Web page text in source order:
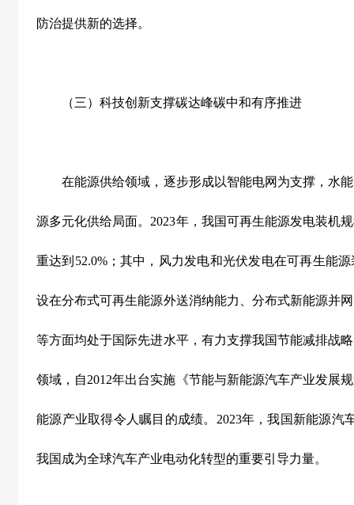
防治提供新的选择。
（三）科技创新支撑碳达峰碳中和有序推进
在能源供给领域，逐步形成以智能电网为支撑，水能
源多元化供给局面。 2023年，我国可再生能源发电装机
重达到 52.0%；其中，风力发电和光伏发电在可再生能
设在分布式可再生能源外送消纳能力、分布式新能源并
等方面均处于国际先进水平，有力支撑我国节能减排战
领域，自2012年出台实施《节能与新能源汽车产业发展
能源产业取得令人瞩目的成绩。 2023年，我国新能源汽
我国成为全球汽车产业电动化转型的重要引导力量。